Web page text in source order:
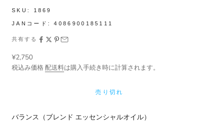
SKU: 1869
JANコード:4086900185111
共有する
セール価格
¥2,750
税込み価格配送料は購入手続き時に計算されます。
売り切れ
バランス（ブレンド エッセンシャルオイル）